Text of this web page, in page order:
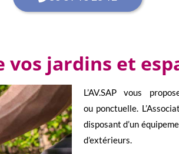
vos jardins et
L’AV.SAP vous
ou ponctuelle.
disposant d’un
d’extérieurs.